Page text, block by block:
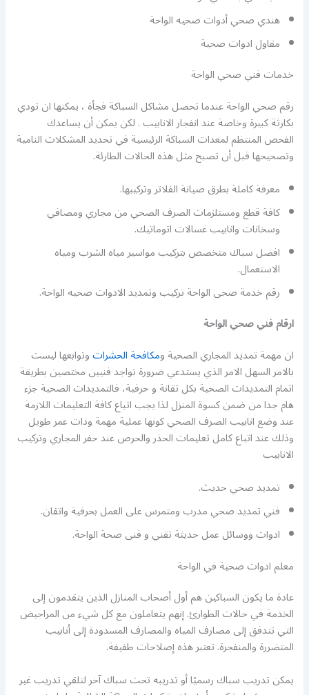
هندي صحي أدوات صحيه الواحة
مقاول ادوات صحية
خدمات فني صحي الواحة
رقم صحي الواحة عندما تحصل مشاكل السباكة فجأة ، يمكنها ان تودي
بكارثة كبيرة وخاصة عند انفجار الانابيب . لكن يمكن أن يساعدك
الفحص المنتظم لمعدات السباكة الرئيسية في تحديد المشكلات النامية
وتصحيحها قبل أن تصبح مثل هذه الحالات الطارئة.
معرفة كاملة بطرق صيانة الفلاتر وتركيبها.
كافة قطع ومستلزمات الصرف الصحي من مجاري ومصافي
وسخانات وانابيب غسالات اتوماتيك.
افضل سباك متخصص بتركيب مواسير مياه الشرب ومياه
الاستعمال.
رقم خدمة صحى الواحة تركيب وتمديد الادوات صحيه الواحة.
ارقام فني صحي الواحة
ان مهمة تمديد المجاري الصحية ومكافحة الحشراتوتوابعها ليست
بالامر السهل الامر الذي يستدعي ضرورة تواجد فنيين مختصين بطريقة
اتمام التمديدات الصحية بكل تقانة و حرفية، فالتمديدات الصحية جزء
هام جدا من ضمن كسوة المنزل لذا يجب اتباع كافة التعليمات اللازمة
عند وضع انابيب الصرف الصحي كونها عملية مهمة وذات عمر طويل
وذلك عند اتباع كامل تعليمات الحذر والحرص عند حفر المجاري وتركيب
الانابيب
تمديد صحي حديث.
فني تمديد صحي مدرب ومتمرس على العمل بحرفية واتقان.
ادوات ووسائل عمل حديثة تقني و فنى صحة الواحة.
معلم ادوات صحية في الواحة
عادة ما يكون السباكين هم أول أصحاب المنازل الذين يتقدمون إلى
الخدمة في حالات الطوارئ. إنهم يتعاملون مع كل شيء من المراحيض
التي تتدفق إلى مصارف المياه والمصارف المسدودة إلى أنابيب
المتضررة والمنفجرة. تعتبر هذه إصلاحات طفيفة.
يمكن تدريب سباك رسميًا أو تدريبه تحت سباك آخر لتلقي تدريب غير